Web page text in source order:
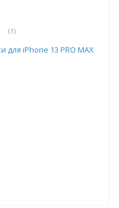
(1)
iPhone 13 PRO MAX